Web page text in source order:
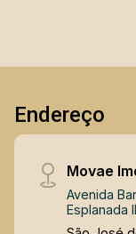
exclusiva
sistema de
EM LED,
iluminação,
theater por celular
Internet:
Endereço
Movae
Avenida
Esplanada